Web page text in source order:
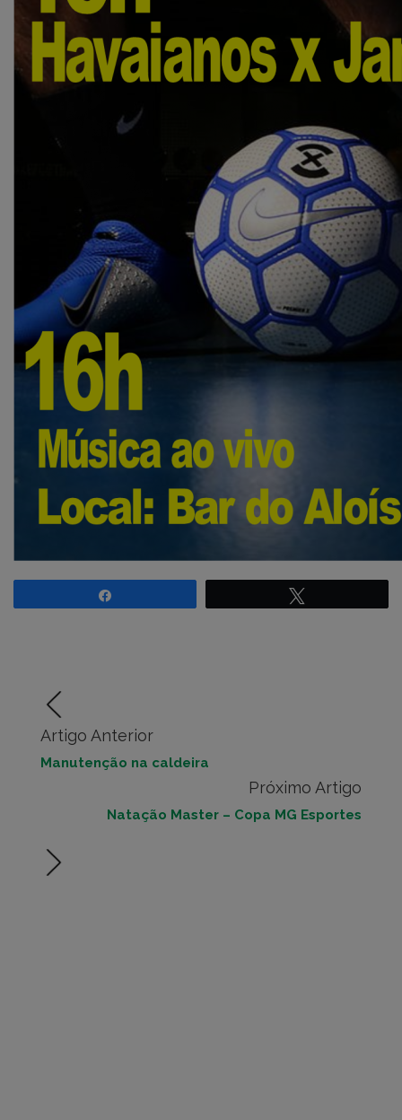
Artigo Anterior
Manutenção na caldeira
Próximo Artigo
Natação Master – Copa MG Esportes